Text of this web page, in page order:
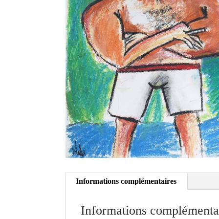
Informations complémentaires
Informations